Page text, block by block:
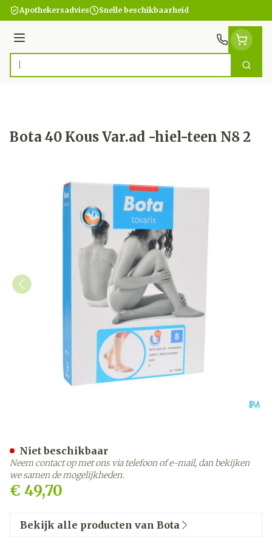
Ga naar de inhoud
Apothekersadvies Snelle beschikbaarheid
Menu
Product, merk, categorie... Zoek
Bota 40 Kous Var.ad -hiel-teen N8 2
€ 49,70
Niet beschikbaar
Neem contact op met ons via telefoon of e-mail, dan bekijken
we samen de mogelijkheden.
Bekijk alle producten van Bota